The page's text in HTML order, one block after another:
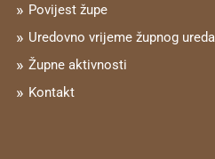
Povijest župe
Uredovno vrijeme župnog ureda
Župne aktivnosti
Kontakt